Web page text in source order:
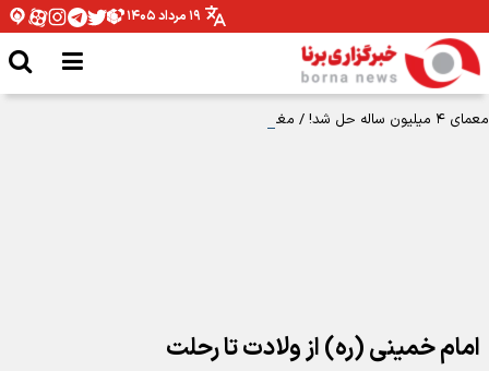
۱۹ مرداد ۱۴۰۵
معمای ۴ میلیون ساله حل شد! / مغز انسان چگونه از ۳۰۰ به ۱۵۰۰ گرم رسید؟
امام خمینی (ره) از ولادت تا رحلت